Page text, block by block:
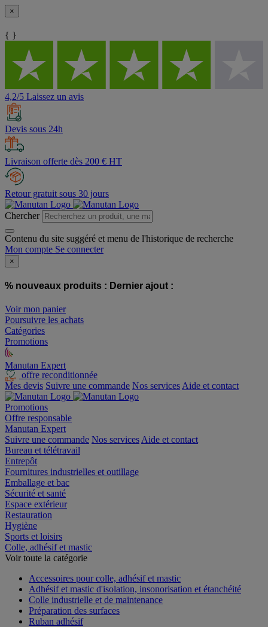
×
{ }
4,2/5 Laissez un avis
Devis sous 24h
Livraison offerte dès 200 € HT
Retour gratuit sous 30 jours
Chercher
Contenu du site suggéré et menu de l'historique de recherche
Mon compte Se connecter
×
% nouveaux produits : Dernier ajout :
Voir mon panier
Poursuivre les achats
Catégories
Promotions
Manutan Expert
offre reconditionnée
Mes devis Suivre une commande Nos services Aide et contact
Promotions
Offre responsable
Manutan Expert
Suivre une commande Nos services Aide et contact
Bureau et télétravail
Entrepôt
Fournitures industrielles et outillage
Emballage et bac
Sécurité et santé
Espace extérieur
Restauration
Hygiène
Sports et loisirs
Colle, adhésif et mastic
Voir toute la catégorie
Accessoires pour colle, adhésif et mastic
Adhésif et mastic d'isolation, insonorisation et étanchéité
Colle industrielle et de maintenance
Préparation des surfaces
Ruban adhésif